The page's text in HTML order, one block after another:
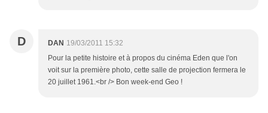
D DAN 19/03/2011 15:32
Pour la petite histoire et à propos du cinéma Eden que l'on
voit sur la première photo, cette salle de projection fermera le
20 juillet 1961.<br /> Bon week-end Geo !